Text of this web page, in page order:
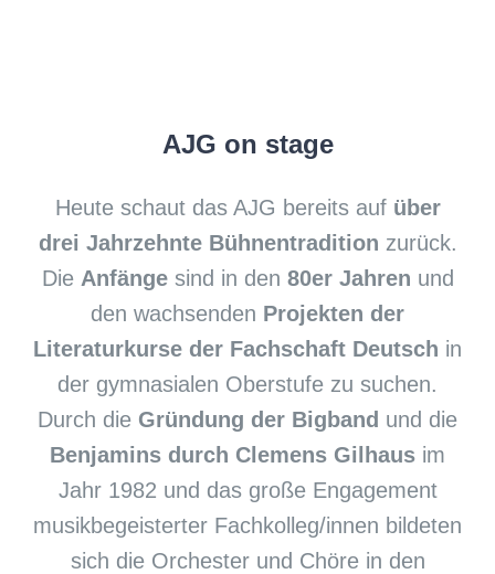
AJG on stage
Heute schaut das AJG bereits auf über
drei Jahrzehnte Bühnentradition zurück.
Die Anfänge sind in den 80er Jahren und
den wachsenden Projekten der
Literaturkurse der Fachschaft Deutsch in
der gymnasialen Oberstufe zu suchen.
Durch die Gründung der Bigband und die
Benjamins durch Clemens Gilhaus im
Jahr 1982 und das große Engagement
musikbegeisterter Fachkolleg/innen bildeten
sich die Orchester und Chöre in den